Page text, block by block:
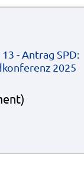
- Antrag SPD:
2025